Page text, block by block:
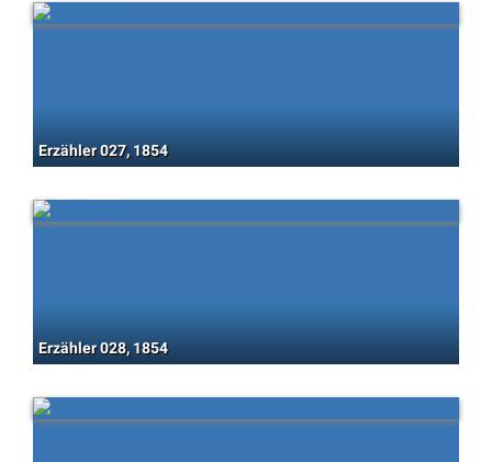
Erzähler 027, 1854
Erzähler 028, 1854